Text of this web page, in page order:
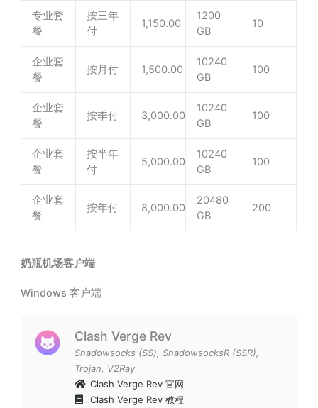
专业套
餐
按三年
付
1,150.00
1200
GB
10
企业套
餐
按月付 1,500.00
10240
GB
100
企业套
餐
按季付 3,000.00
10240
GB
100
企业套
餐
按半年
付
5,000.00
10240
GB
100
企业套
餐
按年付 8,000.00
20480
GB
200
奶瓶机场客户端
Windows 客户端
Clash Verge Rev
Shadowsocks (SS), ShadowsocksR (SSR),
Trojan, V2Ray
Clash Verge Rev 官网
Clash Verge Rev 教程